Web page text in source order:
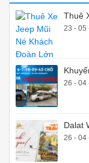
Thuê
23 - 05
26 - 04
Dalat
26 - 04